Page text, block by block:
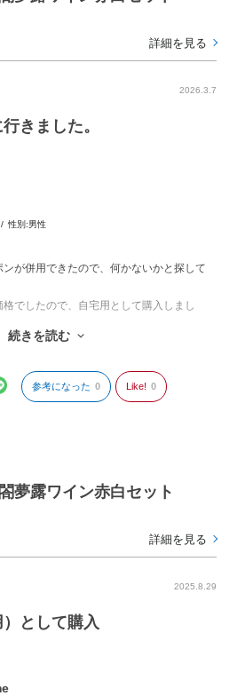
詳細を見る
2026.3.7
きました。
性別:男性
が併用できたので、何かないかと探して
でしたので、自宅用として購入しまし
ことがありましたね。
続きを読む
参考になった 0 Like! 0
夢露ワイン赤白セット
詳細を見る
2025.8.29
として購入